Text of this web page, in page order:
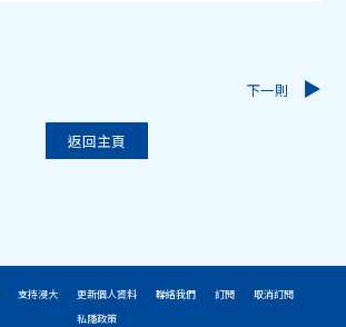
返回主頁
下一則
支持浸大 更新個人資料 聯絡我們 訂閱
取消訂閱
私隱政策